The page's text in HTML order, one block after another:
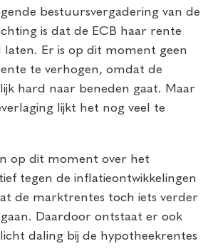
bestuursvergadering van de
is dat de ECB haar rente
laten. Er is op dit moment geen
te verhogen, omdat de
hard naar beneden gaat. Maar
lijkt het nog veel te
op dit moment over het
tegen de inflatieontwikkelingen
de marktrentes toch iets verder
Daardoor ontstaat er ook
daling bij de hypotheekrentes